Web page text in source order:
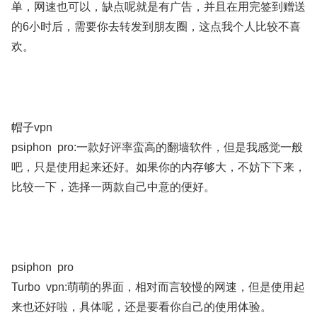
单，网速也可以，缺点呢就是有广告，并且在用完签到赠送
的6小时后，需要你去转发到朋友圈，这点我个人比较不喜
欢。
帽子vpn
psiphon pro:一款好评率蛮高的翻墙软件，但是我感觉一般
吧，只是使用起来还好。如果你的内存够大，不妨下下来，
比较一下，选择一两款自己中意的便好。
psiphon pro
Turbo vpn:萌萌的界面，相对而言较慢的网速，但是使用起
来也还好啦，具体呢，还是要看你自己的使用体验。